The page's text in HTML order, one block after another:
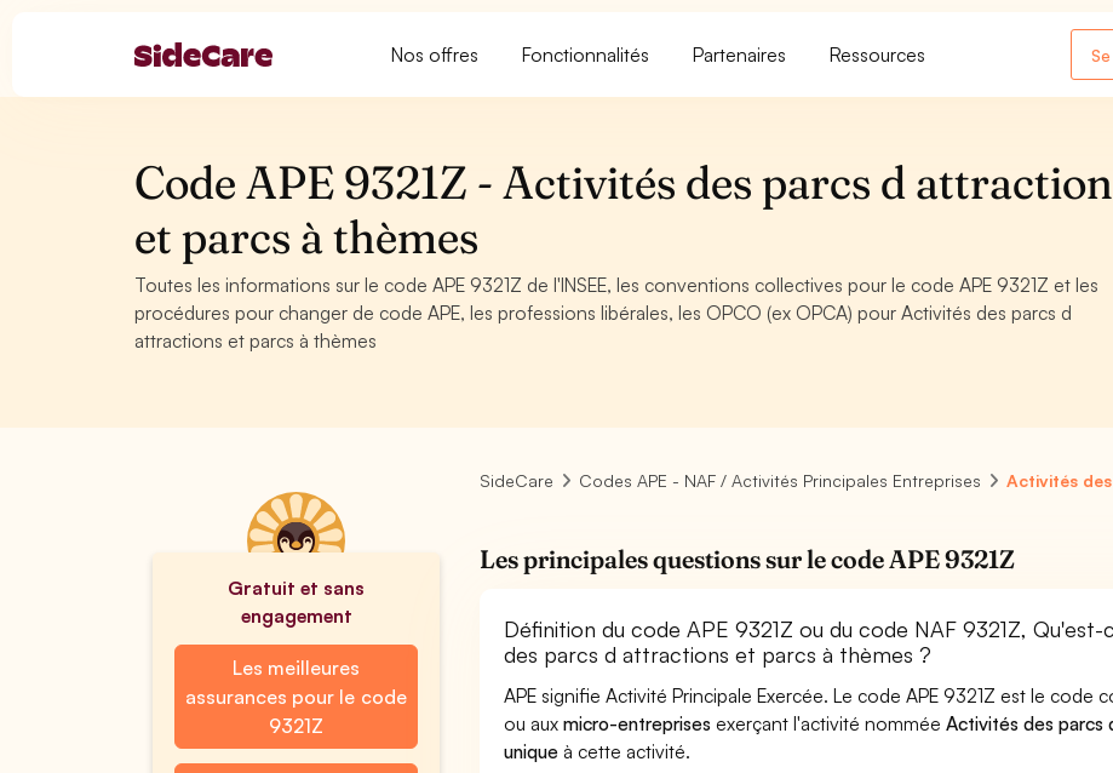
Nos offres Fonctionnalités Partenaires Ressources
Code APE 9321Z - Activités des parcs d
et parcs à thèmes
Toutes les informations sur le code APE 9321Z de l'INSEE, les conventions collectives pour le code APE 9321Z et les
procédures pour changer de code APE, les professions libérales, les OPCO (ex OPCA) pour Activités des parcs d
attractions et parcs à thèmes
Gratuit et sans
engagement
Les meilleures
assurances pour le code
9321Z
SideCare Codes APE - NAF / Activités Principales Entreprises Activités
Les principales questions sur le code APE 9321Z
Définition du code APE 9321Z ou du code NAF 9321Z,
des parcs d attractions et parcs à thèmes ?
APE signifie Activité Principale Exercée. Le code APE 9321Z est le code
ou auxmicro-entreprises exerçant l'activité nomméeActivités des parcs
unique à cette activité.